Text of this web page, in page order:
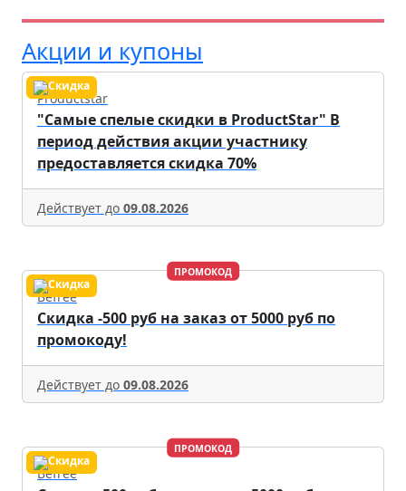
Акции и купоны
Productstar
"Самые спелые скидки в ProductStar" В
период действия акции участнику
предоставляется скидка 70%
Действует до 09.08.2026
ПРОМОКОД
Befree
Скидка -500 руб на заказ от 5000 руб по
промокоду!
Действует до 09.08.2026
ПРОМОКОД
Befree